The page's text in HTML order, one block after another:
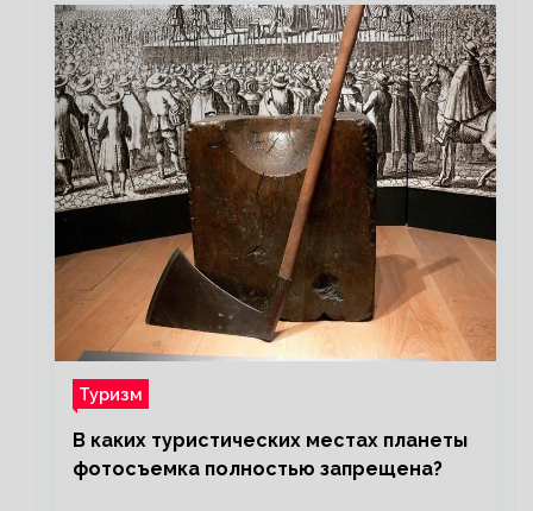
Туризм
В каких туристических местах планеты
фотосъемка полностью запрещена?